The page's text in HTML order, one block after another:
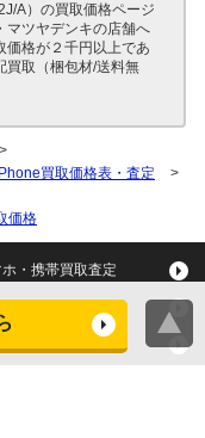
A）の買取価格ページ
マツヤデンキの店舗へ
価格が２千円以上であ
買取（梱包材/送料無
>
買取価格表・査定
>
価格
ホ・携帯買取査定